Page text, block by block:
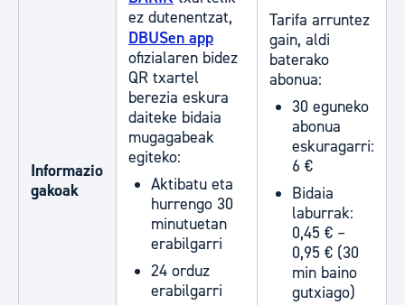
Informazio
gakoak
ez dutenentzat,
DBUSen app
ofizialaren bidez
QR txartel
berezia eskura
daiteke bidaia
mugagabeak
egiteko:
Aktibatu eta
hurrengo 30
minutuetan
erabilgarri
24 orduz
erabilgarri
Tarifa arruntez
gain, aldi
baterako
abonua:
30 eguneko
abonua
eskuragarri:
6 €
Bidaia
laburrak:
0,45 € –
0,95 € (30
min baino
gutxiago)